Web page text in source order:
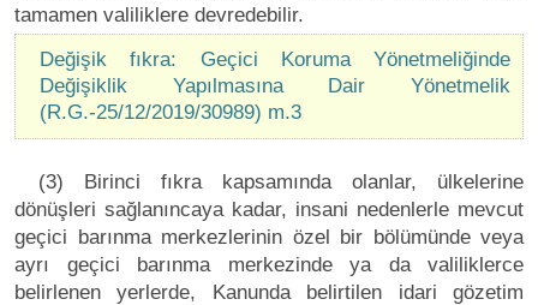
tamamen valiliklere devredebilir.
Değişik fıkra: Geçici Koruma Yönetmeliğinde
Değişiklik Yapılmasına Dair Yönetmelik
(R.G.-25/12/2019/30989) m.3
(3) Birinci fıkra kapsamında olanlar, ülkelerine
dönüşleri sağlanıncaya kadar, insani nedenlerle mevcut
geçici barınma merkezlerinin özel bir bölümünde veya
ayrı geçici barınma merkezinde ya da valiliklerce
belirlenen yerlerde, Kanunda belirtilen idari gözetim